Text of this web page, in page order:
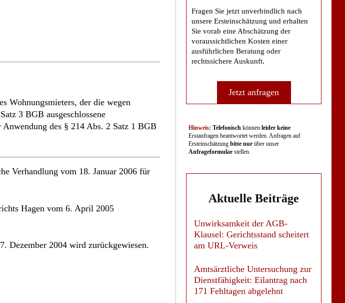
Wohnungsmieters, der die wegen
3 BGB ausgeschlossene
des § 214 Abs. 2 Satz 1 BGB
Verhandlung vom 18. Januar 2006 für
Hagen vom 6. April 2005
Dezember 2004 wird zurückgewiesen.
Fragen Sie jetzt unverbindlich nach
unsere Ersteinschätzung und erhalten
Sie vorab eine Abschätzung der
voraussichtlichen Kosten einer
ausführlichen Beratung oder
rechtssichere Auskunft.
Jetzt anfragen
Hinweis: Telefonisch können leider keine
Erstanfragen beantwortet werden. Anfragen auf
Ersteinschätzung bitte nurüber unser
Anfrageformularstellen.
Aktuelle Beiträge
Unwirksamkeit der AGB-
Klausel: Gerichtsstand scheitert
am URL-Verweis
Amtsärztliche Untersuchung zur
Dienstfähigkeit: Eilantrag nach
171 Fehltagen abgelehnt